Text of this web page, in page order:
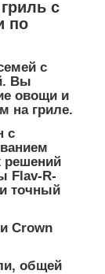
с
по
с
Вы
овощи и
на гриле.
с
решений
Flav-R-
точный
Crown
общей